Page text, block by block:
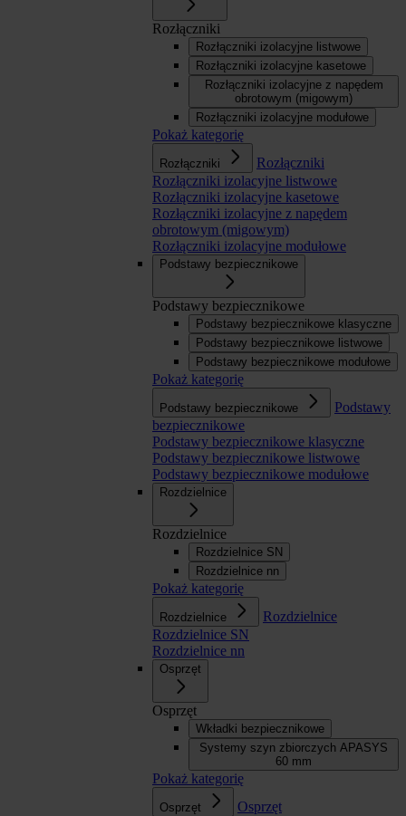
Rozłączniki
Rozłączniki izolacyjne listwowe
Rozłączniki izolacyjne kasetowe
Rozłączniki izolacyjne z napędem
obrotowym (migowym)
Rozłączniki izolacyjne modułowe
Pokaż kategorię
Rozłączniki
Rozłączniki
Rozłączniki izolacyjne listwowe
Rozłączniki izolacyjne kasetowe
Rozłączniki izolacyjne z napędem
obrotowym (migowym)
Rozłączniki izolacyjne modułowe
Podstawy bezpiecznikowe
Podstawy bezpiecznikowe
Podstawy bezpiecznikowe klasyczne
Podstawy bezpiecznikowe listwowe
Podstawy bezpiecznikowe modułowe
Pokaż kategorię
Podstawy bezpiecznikowe
Podstawy
bezpiecznikowe
Podstawy bezpiecznikowe klasyczne
Podstawy bezpiecznikowe listwowe
Podstawy bezpiecznikowe modułowe
Rozdzielnice
Rozdzielnice
Rozdzielnice SN
Rozdzielnice nn
Pokaż kategorię
Rozdzielnice
Rozdzielnice
Rozdzielnice SN
Rozdzielnice nn
Osprzęt
Osprzęt
Wkładki bezpiecznikowe
Systemy szyn zbiorczych APASYS
60 mm
Pokaż kategorię
Osprzęt
Osprzęt